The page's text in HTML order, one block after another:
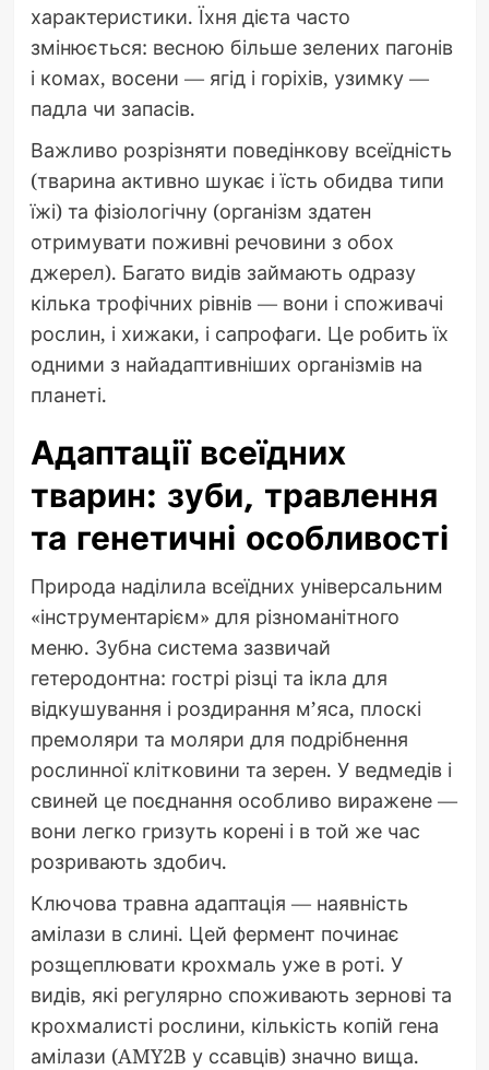
характеристики. Їхня дієта часто
змінюється: весною більше зелених пагонів
і комах, восени — ягід і горіхів, узимку —
падла чи запасів.
Важливо розрізняти поведінкову всеїдність
(тварина активно шукає і їсть обидва типи
їжі) та фізіологічну (організм здатен
отримувати поживні речовини з обох
джерел). Багато видів займають одразу
кілька трофічних рівнів — вони і споживачі
рослин, і хижаки, і сапрофаги. Це робить їх
одними з найадаптивніших організмів на
планеті.
Адаптації всеїдних
тварин: зуби, травлення
та генетичні особливості
Природа наділила всеїдних універсальним
«інструментарієм» для різноманітного
меню. Зубна система зазвичай
гетеродонтна: гострі різці та ікла для
відкушування і роздирання м’яса, плоскі
премоляри та моляри для подрібнення
рослинної клітковини та зерен. У ведмедів і
свиней це поєднання особливо виражене —
вони легко гризуть корені і в той же час
розривають здобич.
Ключова травна адаптація — наявність
амілази в слині. Цей фермент починає
розщеплювати крохмаль уже в роті. У
видів, які регулярно споживають зернові та
крохмалисті рослини, кількість копій гена
амілази (AMY2B у ссавців) значно вища.